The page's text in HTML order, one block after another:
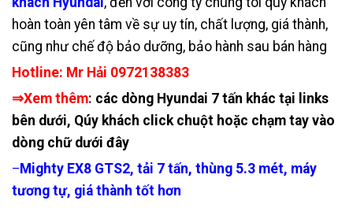
hoàn toàn yên tâm về sự uy tín, chất lượng, giá thành,
cũng như chế độ bảo dưỡng, bảo hành sau bán hàng
Hotline: Mr Hải 0972138383
⇒Xem thêm: các dòng Hyundai 7 tấn khác tại links
bên dưới, Qúy khách click chuột hoặc chạm tay vào
dòng chữ dưới đây
– Mighty EX8 GTS2, tải 7 tấn, thùng 5.3 mét, máy
tương tự, giá thành tốt hơn